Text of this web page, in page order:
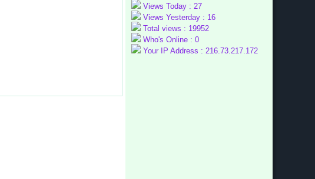
Views Today : 27
Views Yesterday : 16
Total views : 19952
Who's Online : 0
Your IP Address : 216.73.217.172